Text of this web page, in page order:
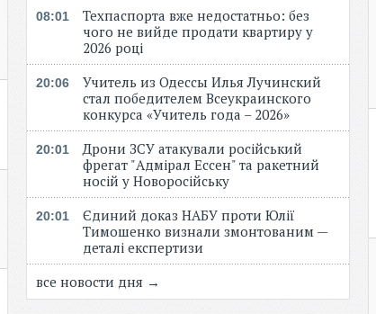
08:01
Техпаспорта вже недостатньо: без
чого не вийде продати квартиру у
2026 році
20:06
Учитель из Одессы Илья Лучинский
стал победителем Всеукраинского
конкурса «Учитель года – 2026»
20:01
Дрони ЗСУ атакували російський
фрегат "Адмірал Ессен" та ракетний
носій у Новоросійську
20:01
Єдиний доказ НАБУ проти Юлії
Тимошенко визнали змонтованим —
деталі експертизи
все новости дня →